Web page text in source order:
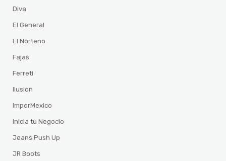
Diva
El General
El Norteno
Fajas
Ferreti
Ilusion
ImporMexico
Inicia tu Negocio
Jeans Push Up
JR Boots